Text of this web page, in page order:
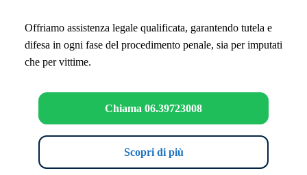
Offriamo assistenza legale qualificata, garantendo tutela e
difesa in ogni fase del procedimento penale, sia per imputati
che per vittime.
Chiama 06.39723008
Scopri di più